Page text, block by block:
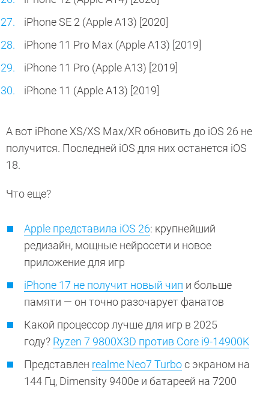
iPhone SE 2 (Apple A13) [2020]
iPhone 11 Pro Max (Apple A13) [2019]
iPhone 11 Pro (Apple A13) [2019]
iPhone 11 (Apple A13) [2019]
А вот iPhone XS/XS Max/XR обновить до iOS 26 не
получится. Последней iOS для них останется iOS
18.
Что еще?
Apple представила iOS 26: крупнейший
редизайн, мощные нейросети и новое
приложение для игр
iPhone 17 не получит новый чип и больше
памяти — он точно разочарует фанатов
Какой процессор лучше для игр в 2025
году? Ryzen 7 9800X3D против Core i9-14900K
Представлен realme Neo7 Turboс экраном на
144 Гц, Dimensity 9400e и батареей на 7200